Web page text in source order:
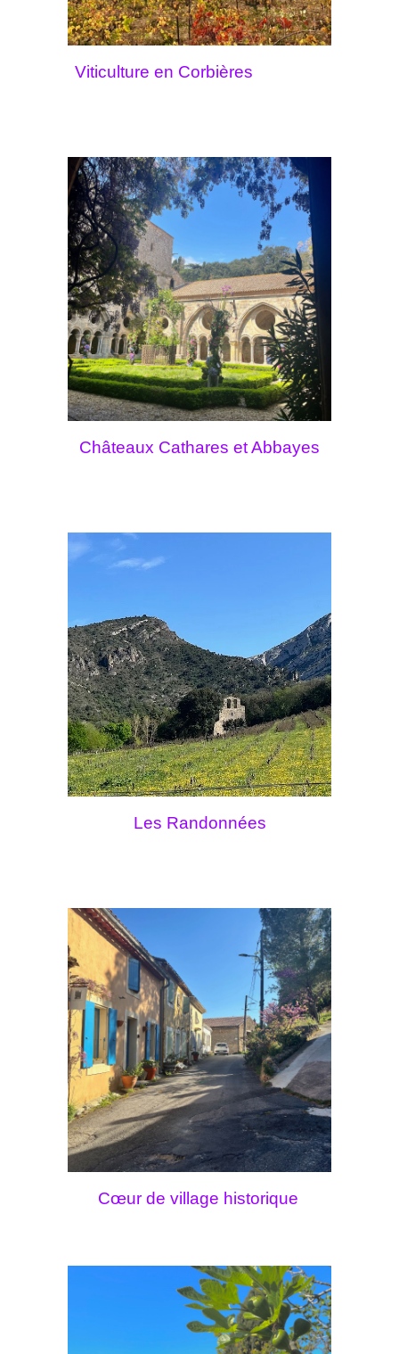
Viticulture en Corbières
Châteaux Cathares et Abbayes
Les Randonnées
Cœur de village historique